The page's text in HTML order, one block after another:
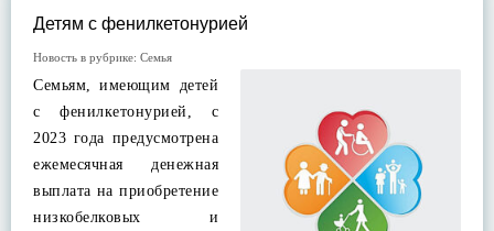
Детям с фенилкетонурией
Новость в рубрике: Семья
Семьям, имеющим детей
с фенилкетонурией, с
2023 года предусмотрена
ежемесячная денежная
выплата на приобретение
низкобелковых и